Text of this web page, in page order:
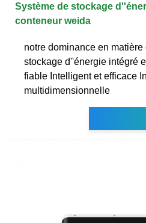
Système de stockage
conteneur weida
notre dominance en matière
stockage d''énergie intégré
fiable Intelligent et efficace
multidimensionnelle